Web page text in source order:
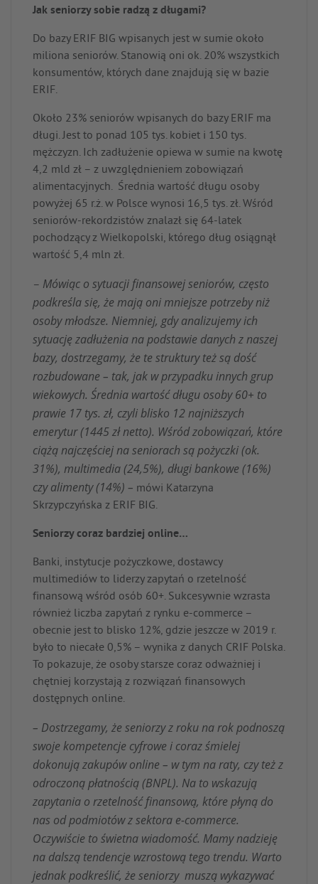
Jak seniorzy sobie radzą z długami?
Do bazy ERIF BIG wpisanych jest w sumie około
miliona seniorów. Stanowią oni ok. 20% wszystkich
konsumentów, których dane znajdują się w bazie
ERIF.
Około 23% seniorów wpisanych do bazy ERIF ma
długi. Jest to ponad 105 tys. kobiet i 150 tys.
mężczyzn. Ich zadłużenie opiewa w sumie na kwotę
4,2 mld zł – z uwzględnieniem zobowiązań
alimentacyjnych. Średnia wartość długu osoby
powyżej 65 r.ż. w Polsce wynosi 16,5 tys. zł. Wśród
seniorów-rekordzistów znalazł się 64-latek
pochodzący z Wielkopolski, którego dług osiągnął
wartość 5,4 mln zł.
– Mówiąc o sytuacji finansowej seniorów, często
podkreśla się, że mają oni mniejsze potrzeby niż
osoby młodsze. Niemniej, gdy analizujemy ich
sytuację zadłużenia na podstawie danych z naszej
bazy, dostrzegamy, że te struktury też są dość
rozbudowane – tak, jak w przypadku innych grup
wiekowych. Średnia wartość długu osoby 60+ to
prawie 17 tys. zł, czyli blisko 12 najniższych
emerytur (1445 zł netto). Wśród zobowiązań, które
ciążą najczęściej na seniorach są pożyczki (ok.
31%), multimedia (24,5%), długi bankowe (16%)
czy alimenty (14%) – mówi Katarzyna
Skrzypczyńska z ERIF BIG.
Seniorzy coraz bardziej online…
Banki, instytucje pożyczkowe, dostawcy
multimediów to liderzy zapytań o rzetelność
finansową wśród osób 60+. Sukcesywnie wzrasta
również liczba zapytań z rynku e-commerce –
obecnie jest to blisko 12%, gdzie jeszcze w 2019 r.
było to niecałe 0,5% – wynika z danych CRIF Polska.
To pokazuje, że osoby starsze coraz odważniej i
chętniej korzystają z rozwiązań finansowych
dostępnych online.
– Dostrzegamy, że seniorzy z roku na rok podnoszą
swoje kompetencje cyfrowe i coraz śmielej
dokonują zakupów online – w tym na raty, czy też z
odroczoną płatnością (BNPL). Na to wskazują
zapytania o rzetelność finansową, które płyną do
nas od podmiotów z sektora e-commerce.
Oczywiście to świetna wiadomość. Mamy nadzieję
na dalszą tendencje wzrostową tego trendu. Warto
jednak podkreślić, że seniorzy muszą wykazywać